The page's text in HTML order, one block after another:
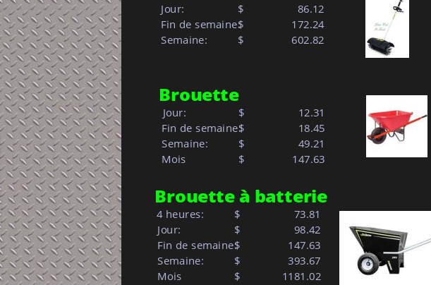
Brouette
Jour: $
  12.31
Fin de semaine:$
  18.45
Semaine:
$
  49.21
Mois
$ 147.63
Brouette à batterie
4 heures: $
  73.81
Jour:
$
  98.42
Fin de semaine:$
147.63
Semaine:
$
393.67
Mois
$
       1181.02
Jour:
$
  86.12
Fin de semaine:$
172.24
Semaine:
$ 602.82